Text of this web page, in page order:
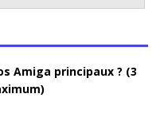
Amiga principaux ? (3